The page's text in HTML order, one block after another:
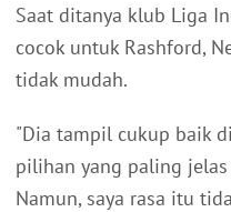
Saat ditanya klub Liga
cocok untuk Rashford,
tidak mudah.
"Dia tampil cukup baik
pilihan yang paling
Namun, saya rasa itu